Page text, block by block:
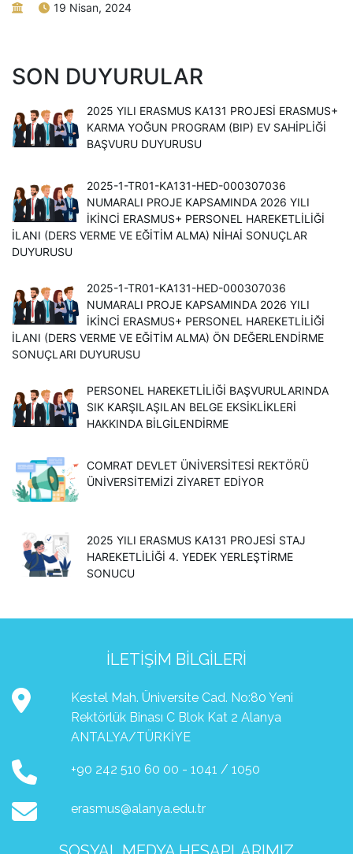
19 Nisan, 2024
SON DUYURULAR
2025 YILI ERASMUS KA131 PROJESI ERASMUS+
KARMA YOĞUN PROGRAM (BIP) EV SAHIPLIĞI
BAŞVURU DUYURUSU
2025-1-TR01-KA131-HED-000307036
NUMARALI PROJE KAPSAMINDA 2026 YILI
İKINCI ERASMUS+ PERSONEL HAREKETLILIĞI
İLANI (DERS VERME VE EĞITIM ALMA) NIHAI SONUÇLAR
DUYURUSU
2025-1-TR01-KA131-HED-000307036
NUMARALI PROJE KAPSAMINDA 2026 YILI
İKINCI ERASMUS+ PERSONEL HAREKETLILIĞI
İLANI (DERS VERME VE EĞITIM ALMA) ÖN DEĞERLENDIRME
SONUÇLARI DUYURUSU
PERSONEL HAREKETLILIĞI BAŞVURULARINDA
SIK KARŞILAŞILAN BELGE EKSIKLIKLERI
HAKKINDA BILGILENDIRME
COMRAT DEVLET ÜNIVERSITESI REKTÖRÜ
ÜNIVERSITEMIZI ZIYARET EDIYOR
2025 YILI ERASMUS KA131 PROJESİ STAJ
HAREKETLİLİĞİ 4. YEDEK YERLEŞTİRME
SONUCU
İLETIŞIM BILGILERI
Kestel Mah. Üniversite Cad. No:80 Yeni
Rektörlük Binası C Blok Kat 2 Alanya
ANTALYA/TÜRKİYE
+90 242 510 60 00 - 1041 / 1050
erasmus@alanya.edu.tr